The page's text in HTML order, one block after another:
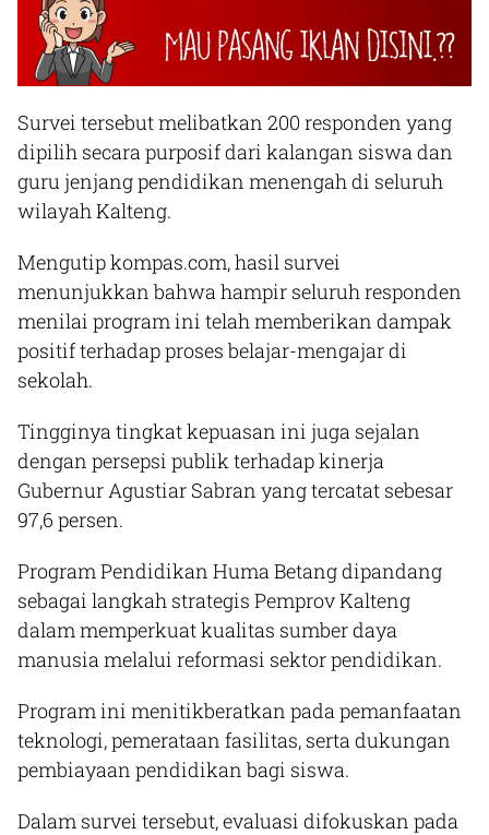
Survei tersebut melibatkan 200 responden yang
dipilih secara purposif dari kalangan siswa dan
guru jenjang pendidikan menengah di seluruh
wilayah Kalteng.
Mengutip kompas.com, hasil survei
menunjukkan bahwa hampir seluruh responden
menilai program ini telah memberikan dampak
positif terhadap proses belajar-mengajar di
sekolah.
Tingginya tingkat kepuasan ini juga sejalan
dengan persepsi publik terhadap kinerja
Gubernur Agustiar Sabran yang tercatat sebesar
97,6 persen.
Program Pendidikan Huma Betang dipandang
sebagai langkah strategis Pemprov Kalteng
dalam memperkuat kualitas sumber daya
manusia melalui reformasi sektor pendidikan.
Program ini menitikberatkan pada pemanfaatan
teknologi, pemerataan fasilitas, serta dukungan
pembiayaan pendidikan bagi siswa.
Dalam survei tersebut, evaluasi difokuskan pada